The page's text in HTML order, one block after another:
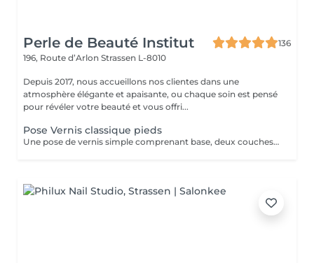
Perle de Beauté Institut
136
196, Route d’Arlon Strassen L-8010
Depuis 2017, nous accueillons nos clientes dans une
atmosphère élégante et apaisante, ou chaque soin est pensé
pour révéler votre beauté et vous offri...
Pose Vernis classique pieds
Une pose de vernis simple comprenant base, deux couches de couleur et top coat.